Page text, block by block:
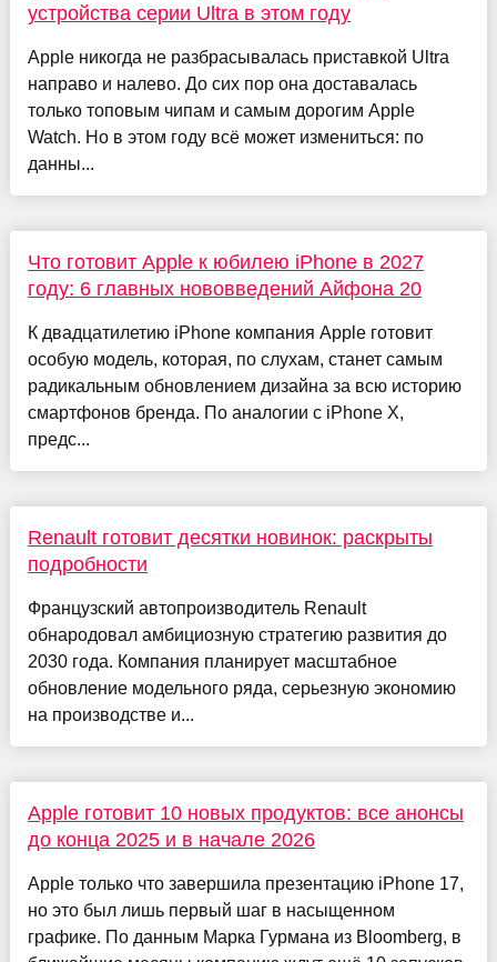
устройства серии Ultra в этом году
Apple никогда не разбрасывалась приставкой Ultra
направо и налево. До сих пор она доставалась
только топовым чипам и самым дорогим Apple
Watch. Но в этом году всё может измениться: по
данны...
Что готовит Apple к юбилею iPhone в 2027
году: 6 главных нововведений Айфона 20
К двадцатилетию iPhone компания Apple готовит
особую модель, которая, по слухам, станет самым
радикальным обновлением дизайна за всю историю
смартфонов бренда. По аналогии с iPhone X,
предс...
Renault готовит десятки новинок: раскрыты
подробности
Французский автопроизводитель Renault
обнародовал амбициозную стратегию развития до
2030 года. Компания планирует масштабное
обновление модельного ряда, серьезную экономию
на производстве и...
Apple готовит 10 новых продуктов: все анонсы
до конца 2025 и в начале 2026
Apple только что завершила презентацию iPhone 17,
но это был лишь первый шаг в насыщенном
графике. По данным Марка Гурмана из Bloomberg, в